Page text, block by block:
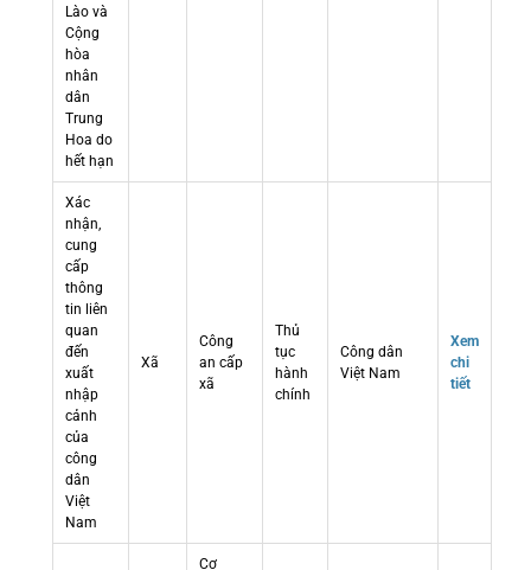
Lào và
Cộng
hòa
nhân
dân
Trung
Hoa do
hết hạn
Xác
nhận,
cung
cấp
thông
tin liên
quan
đến
xuất
nhập
cảnh
của
công
dân
Việt
Nam
Xã
Công
an cấp
xã
Thủ
tục
hành
chính
Công dân
Việt Nam
Xem
chi
tiết
Cơ